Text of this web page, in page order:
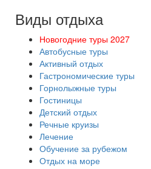
Виды отдыха
Новогодние туры 2027
Автобусные туры
Активный отдых
Гастрономические туры
Горнолыжные туры
Гостиницы
Детский отдых
Речные круизы
Лечение
Обучение за рубежом
Отдых на море